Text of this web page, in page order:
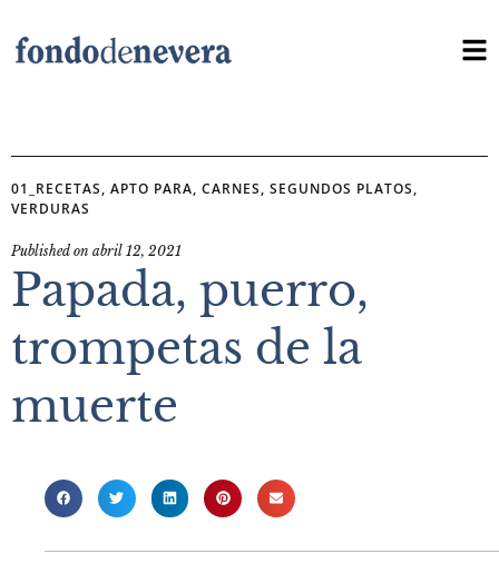
01_RECETAS, APTO PARA, CARNES, SEGUNDOS PLATOS,
VERDURAS
Published on abril 12, 2021
Papada, puerro,
trompetas de la
muerte